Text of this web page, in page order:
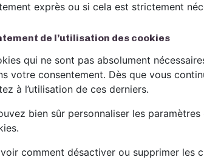
exprès ou si cela est strictement
de l’utilisation des cookies
qui ne sont pas absolument
votre consentement. Dès que vous
à l’utilisation de ces derniers.
bien sûr personnaliser les
comment désactiver ou supprimer les